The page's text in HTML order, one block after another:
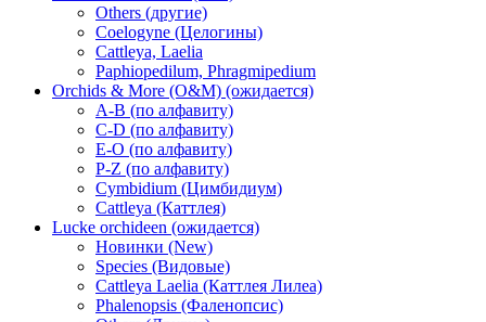
Others (другие)
Coelogyne (Целогины)
Cattleya, Laelia
Paphiopedilum, Phragmipedium
Orchids & More (O&M) (ожидается)
A-B (по алфавиту)
C-D (по алфавиту)
E-O (по алфавиту)
P-Z (по алфавиту)
Cymbidium (Цимбидиум)
Cattleya (Каттлея)
Lucke orchideen (ожидается)
Новинки (New)
Species (Видовые)
Cattleya Laelia (Каттлея Лилеа)
Phalenopsis (Фаленопсис)